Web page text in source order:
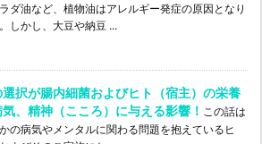
ダ油など、植物油はアレルギー発症の原因となり
しかし、大豆や納豆 ...
択が腸内細菌およびヒト（宿主）の栄養
、精神（こころ）に与える影響！ この話は
の病気やメンタルに関わる問題を抱えているヒ